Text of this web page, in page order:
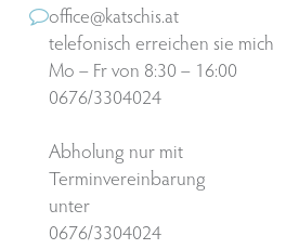
office@katschis.at
telefonisch erreichen sie mich
Mo – Fr von 8:30 – 16:00
0676/3304024
Abholung nur mit
Terminvereinbarung
unter
0676/3304024